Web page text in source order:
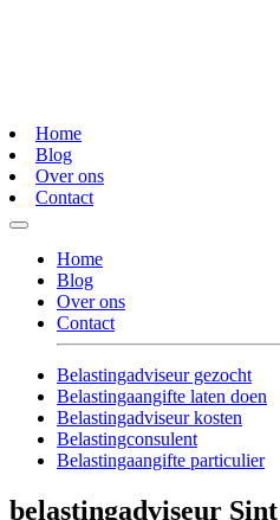
Home
Blog
Over ons
Contact
Home
Blog
Over ons
Contact
Belastingadviseur gezocht
Belastingaangifte laten doen
Belastingadviseur kosten
Belastingconsulent
Belastingaangifte particulier
belastingadviseur